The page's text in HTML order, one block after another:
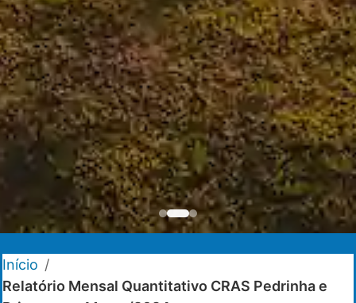
Início /
Relatório Mensal Quantitativo CRAS Pedrinha e